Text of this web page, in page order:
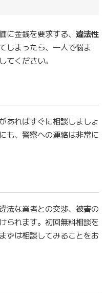
金銭を要求する、 違法性
しまったら、一人で悩ま
てください。
あればすぐに相談しましょ
も、警察への連絡は非常に
法な業者との交渉、被害の
られます。初回無料相談を
ずは相談してみることをお